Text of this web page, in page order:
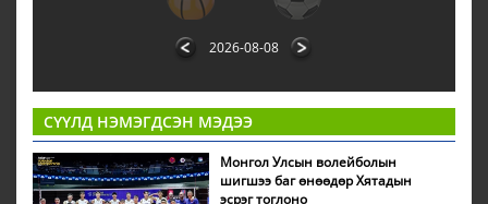
2026-08-08
СҮҮЛД НЭМЭГДСЭН МЭДЭЭ
Монгол Улсын волейболын
шигшээ баг өнөөдөр Хятадын
эсрэг тоглоно